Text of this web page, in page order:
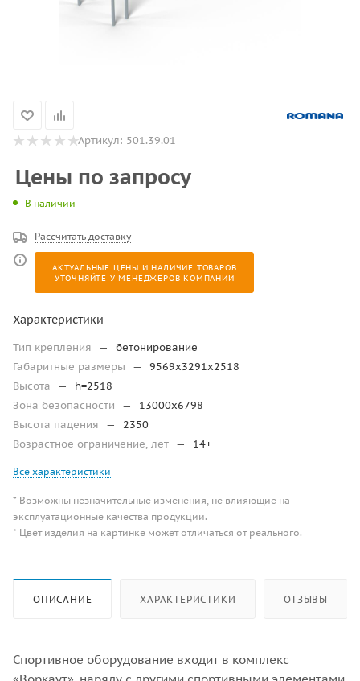
Артикул: 501.39.01
Цены по запросу
В наличии
Рассчитать доставку
АКТУАЛЬНЫЕ ЦЕНЫ И НАЛИЧИЕ ТОВАРОВ
УТОЧНЯЙТЕ У МЕНЕДЖЕРОВ КОМПАНИИ
Характеристики
Тип крепления —
бетонирование
Габаритные размеры
—
9569х3291х2518
Высота
—
h=2518
Зона безопасности
—
13000х6798
Высота падения
—
2350
Возрастное ограничение, лет — 14+
Все характеристики
* Возможны незначительные изменения, не влияющие на
эксплуатационные качества продукции.
* Цвет изделия на картинке может отличаться от реального.
ОПИСАНИЕ ХАРАКТЕРИСТИКИ ОТЗЫВЫ
Спортивное оборудование входит в комплекс